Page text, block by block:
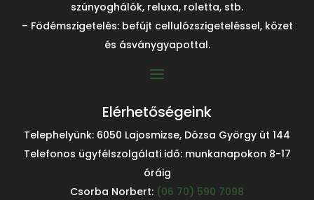
szúnyoghálók, reluxa, roletta, stb.
– Födémszigetelés: befújt cellulózszigeteléssel, kőzet
és ásványgyapottal.
Elérhetőségeink
Telephelyünk: 6050 Lajosmizse, Dózsa György út 144
Telefonos ügyfélszolgálati idő: munkanapokon 8-17
óráig
Csorba Norbert: (06 70) 590 7098